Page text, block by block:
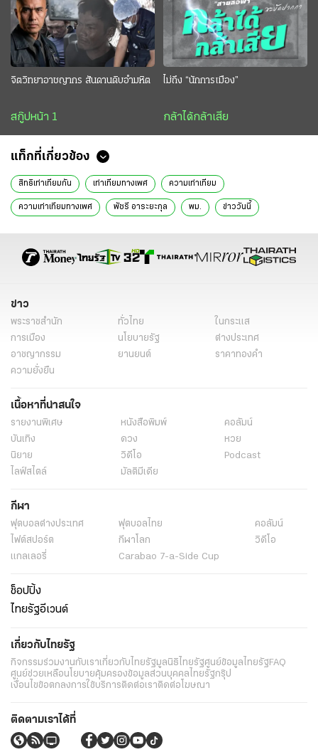
จิตวิทยาอาชญากร สันดานดิบอำมหิต
สกู๊ปหน้า 1
ไม่ถึง “นักการเมือง”
กล้าได้กล้าเสีย
แท็กที่เกี่ยวข้อง
สิทธิเท่าเทียมกัน เท่าเทียม​ทาง​เพศ ความเท่าเทียม
ความเท่าเทียมทางเพศ พัช​รี อา​ระยะ​กุล พม. ข่าววันนี้
ข่าว
พระราชสำนัก ทั่วไทย
ในกระแส
การเมือง
นโยบายรัฐ
ต่างประเทศ
อาชญากรรม
ยานยนต์
ราคาทองคำ
ความยั่งยืน
เนื้อหาที่น่าสนใจ
รายงานพิเศษ หนังสือพิมพ์
คอลัมน์
บันเทิง
ดวง
หวย
นิยาย
วิดีโอ
Podcast
ไลฟ์สไตล์
มัลติมีเดีย
กีฬา
ฟุตบอลต่่างประเทศ ฟุตบอลไทย
คอลัมน์
ไฟต์สปอร์ต
กีฬาโลก
วิดีโอ
แกลเลอรี่
Carabao 7-a-Side Cup
ช็อปปิ้ง
ไทยรัฐอีเวนต์
เกี่ยวกับไทยรัฐ
กิจกรรมร่วมงานกับเราเกี่ยวกับไทยรัฐมูลนิธิไทยรัฐศูนย์ข้อมูลไทยรัฐFAQ
ศูนย์ช่วยเหลือนโยบายคุ้มครองข้อมูลส่วนบุคคลไทยรัฐกรุ๊ป
เงื่อนไขข้อตกลงการใช้บริการติดต่อเราติดต่อโฆษณา
ติดตามเราได้ที่